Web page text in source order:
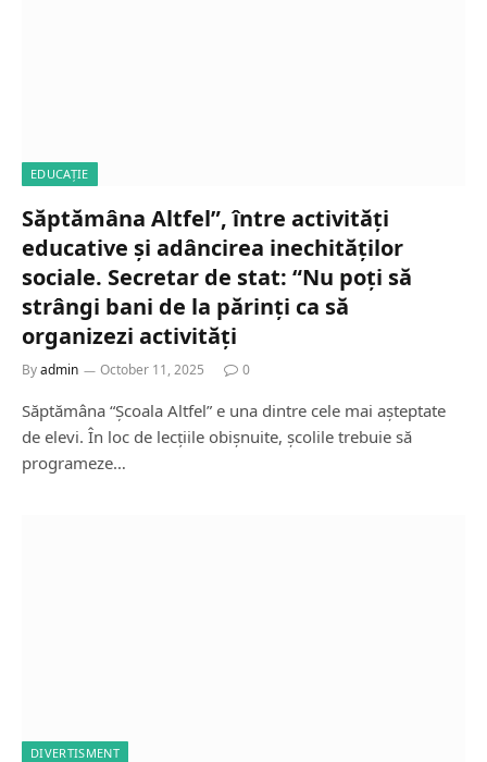
EDUCAȚIE
Săptămâna Altfel”, între activități
educative și adâncirea inechităților
sociale. Secretar de stat: “Nu poți să
strângi bani de la părinți ca să
organizezi activități
Byadmin October 11, 2025 0
Săptămâna “Școala Altfel” e una dintre cele mai așteptate
de elevi. În loc de lecțiile obișnuite, școlile trebuie să
programeze…
DIVERTISMENT